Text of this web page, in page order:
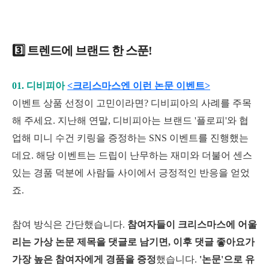
3️⃣ 트렌드에 브랜드 한 스푼!
01. 디비피아 <크리스마스엔 이런 논문 이벤트>
이벤트 상품 선정이 고민이라면? 디비피아의 사례를 주목
해 주세요. 지난해 연말, 디비피아는 브랜드 '플로피'와 협
업해 미니 수건 키링을 증정하는 SNS 이벤트를 진행했는
데요. 해당 이벤트는 드립이 난무하는 재미와 더불어 센스
있는 경품 덕분에 사람들 사이에서 긍정적인 반응을 얻었
죠.
참여 방식은 간단했습니다. 참여자들이 크리스마스에 어울
리는 가상 논문 제목을 댓글로 남기면, 이후 댓글 좋아요가
가장 높은 참여자에게 경품을 증정했습니다. '논문'으로 유